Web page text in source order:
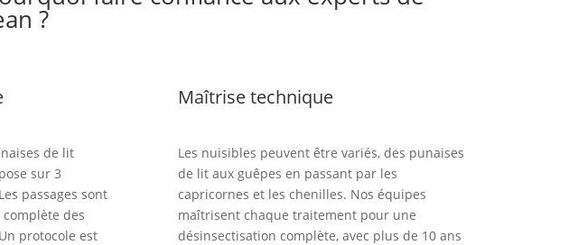
?
de lit
sur 3
passages sont
des
protocole est
Maîtrise technique
Les nuisibles peuvent être variés, des punaises
de lit aux guêpes en passant par les
capricornes et les chenilles. Nos équipes
maîtrisent chaque traitement pour une
désinsectisation complète, avec plus de 10 ans